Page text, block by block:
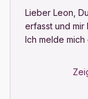
Lieber Leon,
erfasst und mir
Ich melde